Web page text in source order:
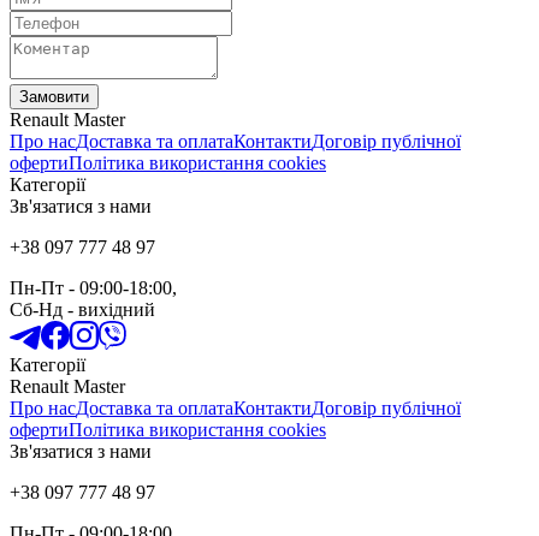
Замовити
Renault Master
Про насДоставка та оплатаКонтактиДоговір публічної
офертиПолітика використання cookies
Категорії
Зв'язатися з нами
+38 097 777 48 97
Пн-Пт - 09:00-18:00,
Сб-Нд - вихідний
Категорії
Renault Master
Про насДоставка та оплатаКонтактиДоговір публічної
офертиПолітика використання cookies
Зв'язатися з нами
+38 097 777 48 97